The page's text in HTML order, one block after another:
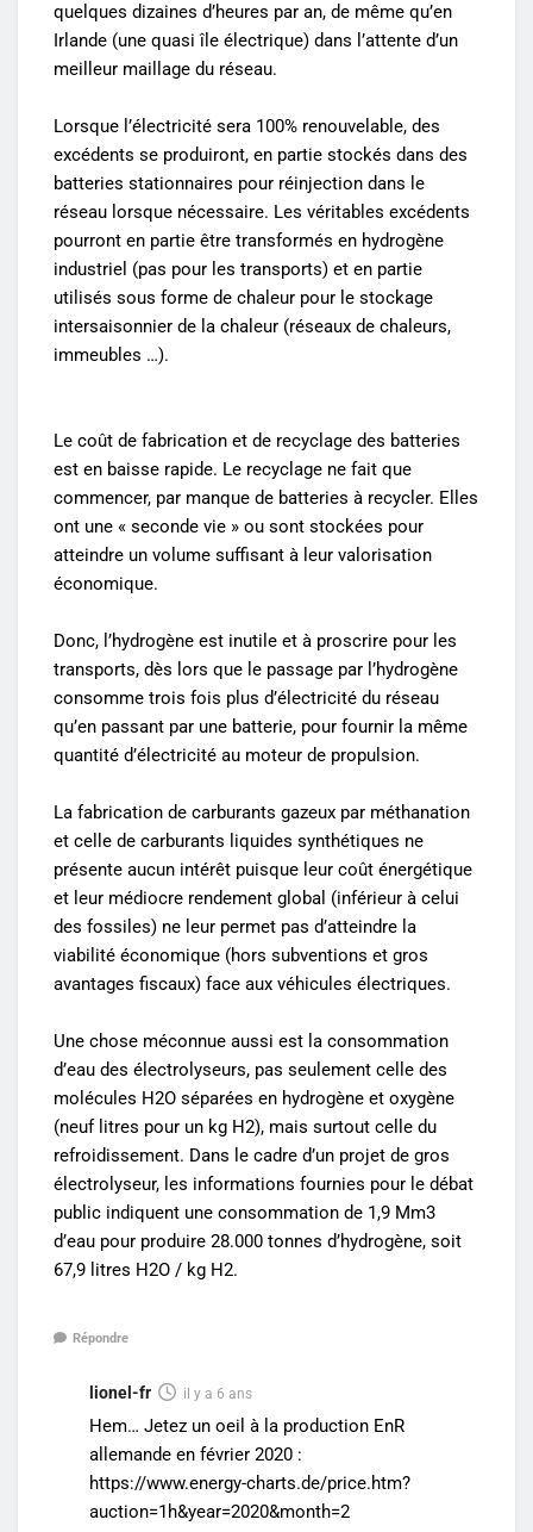
quelques dizaines d’heures par an, de même qu’en
Irlande (une quasi île électrique) dans l’attente d’un
meilleur maillage du réseau.
Lorsque l’électricité sera 100% renouvelable, des
excédents se produiront, en partie stockés dans des
batteries stationnaires pour réinjection dans le
réseau lorsque nécessaire. Les véritables excédents
pourront en partie être transformés en hydrogène
industriel (pas pour les transports) et en partie
utilisés sous forme de chaleur pour le stockage
intersaisonnier de la chaleur (réseaux de chaleurs,
immeubles …).
Le coût de fabrication et de recyclage des batteries
est en baisse rapide. Le recyclage ne fait que
commencer, par manque de batteries à recycler. Elles
ont une « seconde vie » ou sont stockées pour
atteindre un volume suffisant à leur valorisation
économique.
Donc, l’hydrogène est inutile et à proscrire pour les
transports, dès lors que le passage par l’hydrogène
consomme trois fois plus d’électricité du réseau
qu’en passant par une batterie, pour fournir la même
quantité d’électricité au moteur de propulsion.
La fabrication de carburants gazeux par méthanation
et celle de carburants liquides synthétiques ne
présente aucun intérêt puisque leur coût énergétique
et leur médiocre rendement global (inférieur à celui
des fossiles) ne leur permet pas d’atteindre la
viabilité économique (hors subventions et gros
avantages fiscaux) face aux véhicules électriques.
Une chose méconnue aussi est la consommation
d’eau des électrolyseurs, pas seulement celle des
molécules H2O séparées en hydrogène et oxygène
(neuf litres pour un kg H2), mais surtout celle du
refroidissement. Dans le cadre d’un projet de gros
électrolyseur, les informations fournies pour le débat
public indiquent une consommation de 1,9 Mm3
d’eau pour produire 28.000 tonnes d’hydrogène, soit
67,9 litres H2O / kg H2.
Répondre
lionel-fr il y a 6 ans
Hem… Jetez un oeil à la production EnR
allemande en février 2020 :
https://www.energy-charts.de/price.htm?
auction=1h&year=2020&month=2